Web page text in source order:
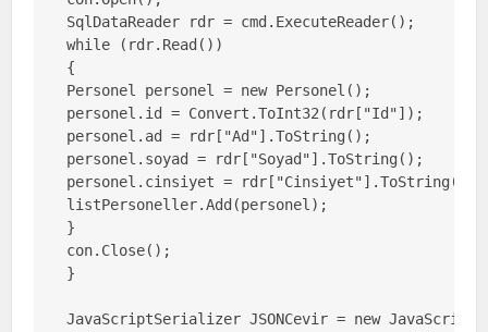
SqlDataReader rdr = cmd.ExecuteReader();
while (rdr.Read())
{
Personel personel = new Personel();
personel.id = Convert.ToInt32(rdr["Id"]);
personel.ad = rdr["Ad"].ToString();
personel.soyad = rdr["Soyad"].ToString();
personel.cinsiyet = rdr["Cinsiyet"].ToString();
listPersoneller.Add(personel);
}
con.Close();
}
JavaScriptSerializer JSONCevir = new